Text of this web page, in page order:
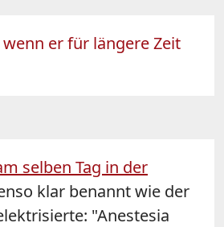
er für längere Zeit
selben Tag in der
klar benannt wie der
"Anestesia